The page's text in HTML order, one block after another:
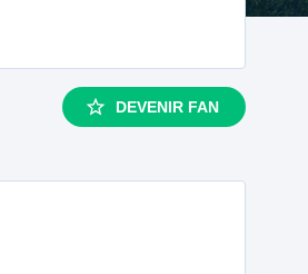
DEVENIR FAN